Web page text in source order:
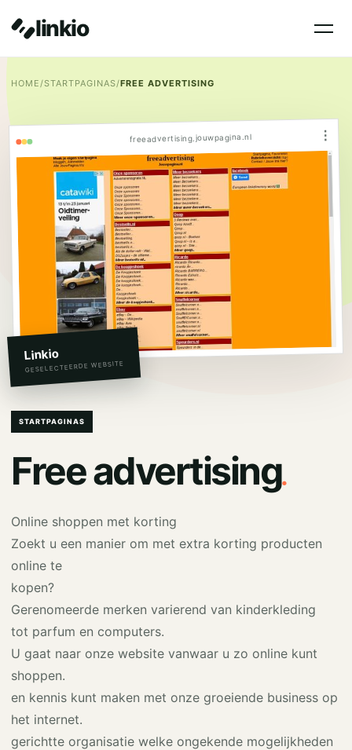
linkio
HOME/STARTPAGINAS/FREE ADVERTISING
freeadvertising.jouwpagina.nl ⋮
Linkio
GESELECTEERDE WEBSITE
STARTPAGINAS
Free advertising.
Online shoppen met korting
Zoekt u een manier om met extra korting producten
online te
kopen?
Gerenomeerde merken varierend van kinderkleding
tot parfum en computers.
U gaat naar onze website vanwaar u zo online kunt
shoppen.
en kennis kunt maken met onze groeiende business op
het internet.
gerichtte organisatie welke ongekende mogelijkheden